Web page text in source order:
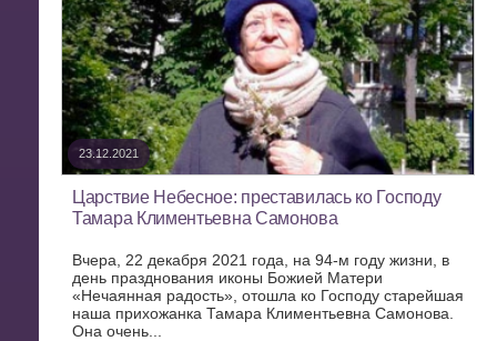
23.12.2021
Царствие Небесное: преставилась ко Господу
Тамара Климентьевна Самонова
Вчера, 22 декабря 2021 года, на 94-м году жизни, в
день празднования иконы Божией Матери
«Нечаянная радость», отошла ко Господу старейшая
наша прихожанка Тамара Климентьевна Самонова.
Она очень...